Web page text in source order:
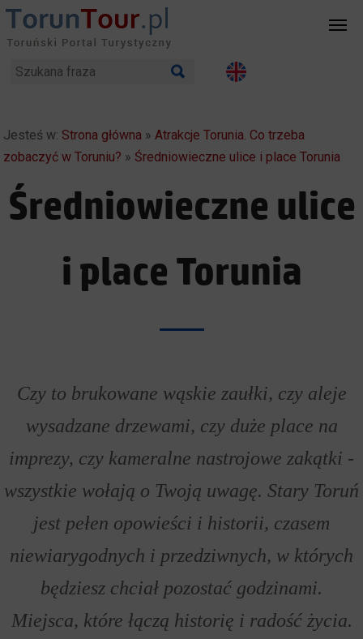
Jesteś w: Strona główna »Atrakcje Torunia. Co trzeba
zobaczyć w Toruniu? » Średniowieczne ulice i place Torunia
Średniowieczne ulice
i place Torunia
Czy to brukowane wąskie zaułki, czy aleje
wysadzane drzewami, czy duże place na
imprezy, czy kameralne nastrojowe zakątki -
wszystkie wołają o Twoją uwagę. Stary Toruń
jest pełen opowieści i historii, czasem
niewiarygodnych i przedziwnych, w których
będziesz chciał pozostać godzinami.
Miejsca, które łączą historię i radość życia.